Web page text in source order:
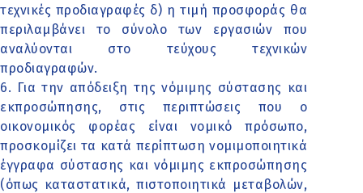
τεχνικές προδιαγραφές δ) η τιμή προσφοράς θα
περιλαμβάνει το σύνολο των εργασιών που
αναλύονται στο τεύχους τεχνικών
προδιαγραφών.
6. Για την απόδειξη της νόμιμης σύστασης και
εκπροσώπησης, στις περιπτώσεις που ο
οικονομικός φορέας είναι νομικό πρόσωπο,
προσκομίζει τα κατά περίπτωση νομιμοποιητικά
έγγραφα σύστασης και νόμιμης εκπροσώπησης
(όπως καταστατικά, πιστοποιητικά μεταβολών,